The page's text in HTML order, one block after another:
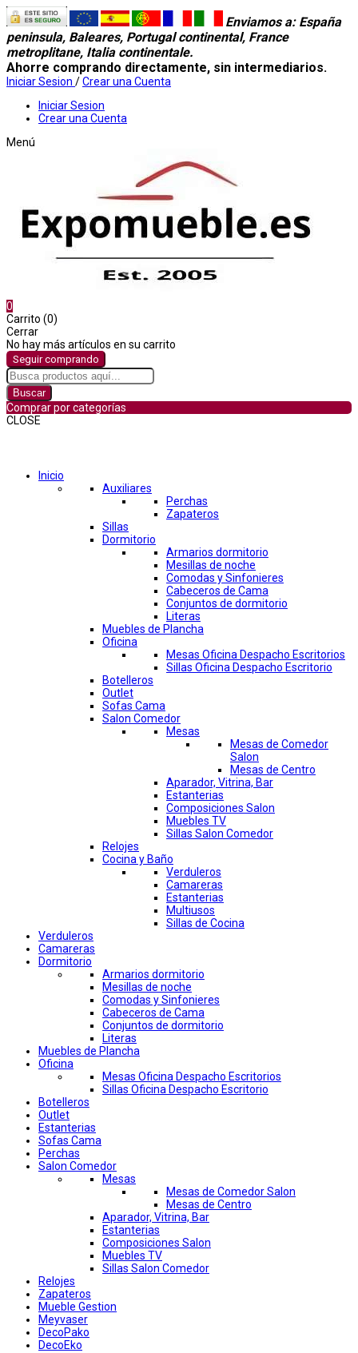
Enviamos a: España
peninsula, Baleares, Portugal continental, France
metroplitane, Italia continentale.
Ahorre comprando directamente, sin intermediarios.
Iniciar Sesion /Crear una Cuenta
Iniciar Sesion
Crear una Cuenta
Menú
0
Carrito (0)
Cerrar
No hay más artículos en su carrito
Seguir comprando
Buscar
Comprar por categorías
CLOSE
Inicio
Auxiliares
Perchas
Zapateros
Sillas
Dormitorio
Armarios dormitorio
Mesillas de noche
Comodas y Sinfonieres
Cabeceros de Cama
Conjuntos de dormitorio
Literas
Muebles de Plancha
Oficina
Mesas Oficina Despacho Escritorios
Sillas Oficina Despacho Escritorio
Botelleros
Outlet
Sofas Cama
Salon Comedor
Mesas
Mesas de Comedor
Salon
Mesas de Centro
Aparador, Vitrina, Bar
Estanterias
Composiciones Salon
Muebles TV
Sillas Salon Comedor
Relojes
Cocina y Baño
Verduleros
Camareras
Estanterias
Multiusos
Sillas de Cocina
Verduleros
Camareras
Dormitorio
Armarios dormitorio
Mesillas de noche
Comodas y Sinfonieres
Cabeceros de Cama
Conjuntos de dormitorio
Literas
Muebles de Plancha
Oficina
Mesas Oficina Despacho Escritorios
Sillas Oficina Despacho Escritorio
Botelleros
Outlet
Estanterias
Sofas Cama
Perchas
Salon Comedor
Mesas
Mesas de Comedor Salon
Mesas de Centro
Aparador, Vitrina, Bar
Estanterias
Composiciones Salon
Muebles TV
Sillas Salon Comedor
Relojes
Zapateros
Mueble Gestion
Meyvaser
DecoPako
DecoEko